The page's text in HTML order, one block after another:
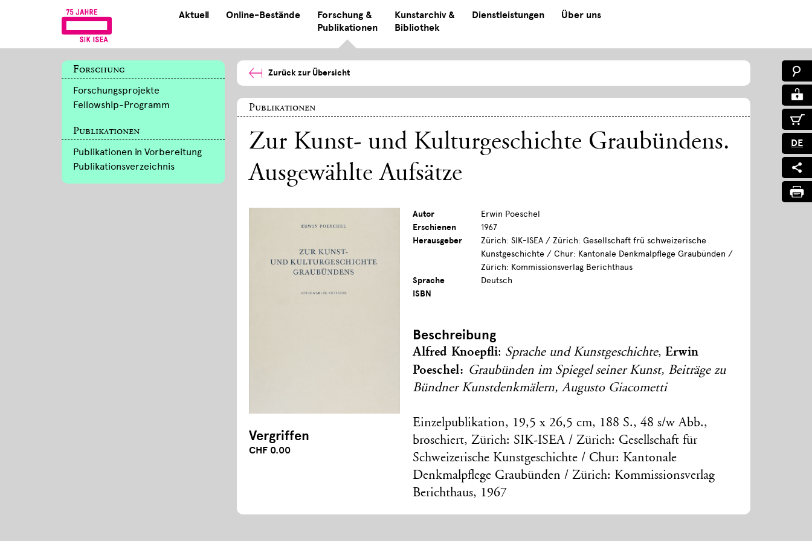
Aktuell Online-Bestände
Forschung &
Publikationen
Kunstarchiv &
Bibliothek
Dienstleistungen Über uns
DE
Forschung
Forschungsprojekte
Fellowship-Programm
Publikationen
Publikationen in Vorbereitung
Publikationsverzeichnis
Zurück zur Übersicht
Publikationen
Zur Kunst- und Kulturgeschichte Graubündens.
Ausgewählte Aufsätze
Vergriffen
CHF 0.00
Autor
Erwin Poeschel
Erschienen
1967
Herausgeber
Zürich: SIK-ISEA / Zürich: Gesellschaft frü schweizerische
Kunstgeschichte / Chur: Kantonale Denkmalpflege Graubünden /
Zürich: Kommissionsverlag Berichthaus
Sprache
Deutsch
ISBN
Beschreibung
Alfred Knoepfli: Sprache und Kunstgeschichte,Erwin
Poeschel: Graubünden im Spiegel seiner Kunst, Beiträge zu
Bündner Kunstdenkmälern, Augusto Giacometti
Einzelpublikation, 19,5 x 26,5 cm, 188 S., 48 s/w Abb.,
broschiert, Zürich: SIK-ISEA / Zürich: Gesellschaft für
Schweizerische Kunstgeschichte / Chur: Kantonale
Denkmalpflege Graubünden / Zürich: Kommissionsverlag
Berichthaus, 1967